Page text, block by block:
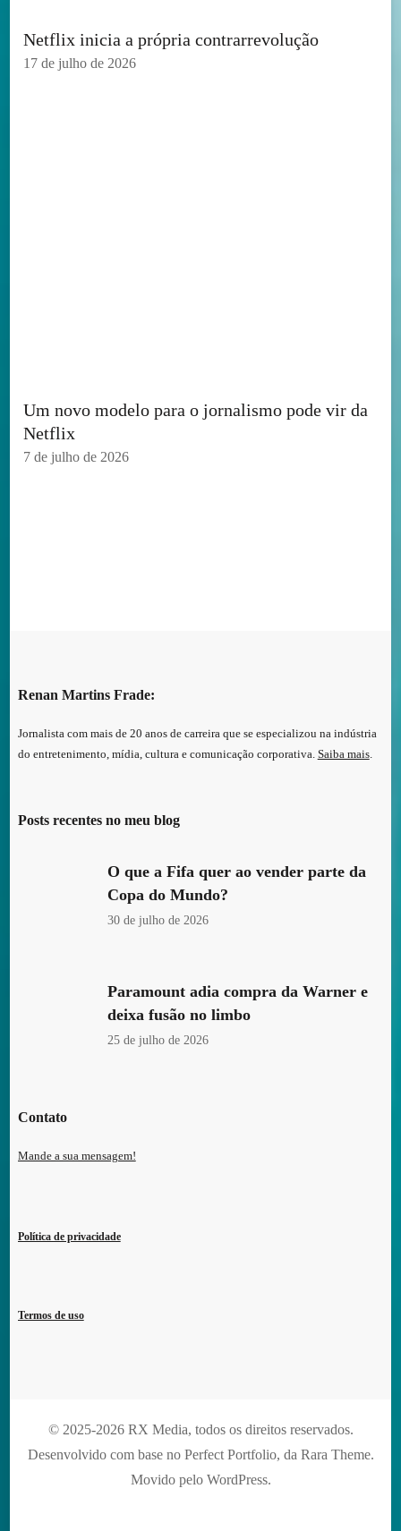
Netflix inicia a própria contrarrevolução
17 de julho de 2026
Um novo modelo para o jornalismo pode vir da
Netflix
7 de julho de 2026
Renan Martins Frade:
Jornalista com mais de 20 anos de carreira que se especializou na indústria
do entretenimento, mídia, cultura e comunicação corporativa. Saiba mais.
Posts recentes no meu blog
O que a Fifa quer ao vender parte da
Copa do Mundo?
30 de julho de 2026
Paramount adia compra da Warner e
deixa fusão no limbo
25 de julho de 2026
Contato
Mande a sua mensagem!
Política de privacidade
Termos de uso
© 2025-2026 RX Media, todos os direitos reservados.
Desenvolvido com base no Perfect Portfolio, da Rara Theme.
Movido pelo WordPress.